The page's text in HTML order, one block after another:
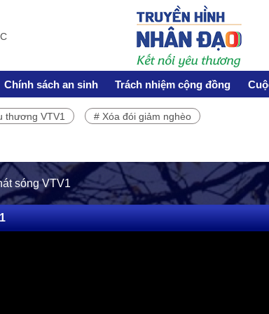
Chính sách an sinh Trách nhiệm cộng đồng
HOẠT ĐỘNG NHÂN ĐẠO
Hoạt động nhân đạo cả nước
thương VTV1 # Xóa đói giảm nghèo
sóng VTV1